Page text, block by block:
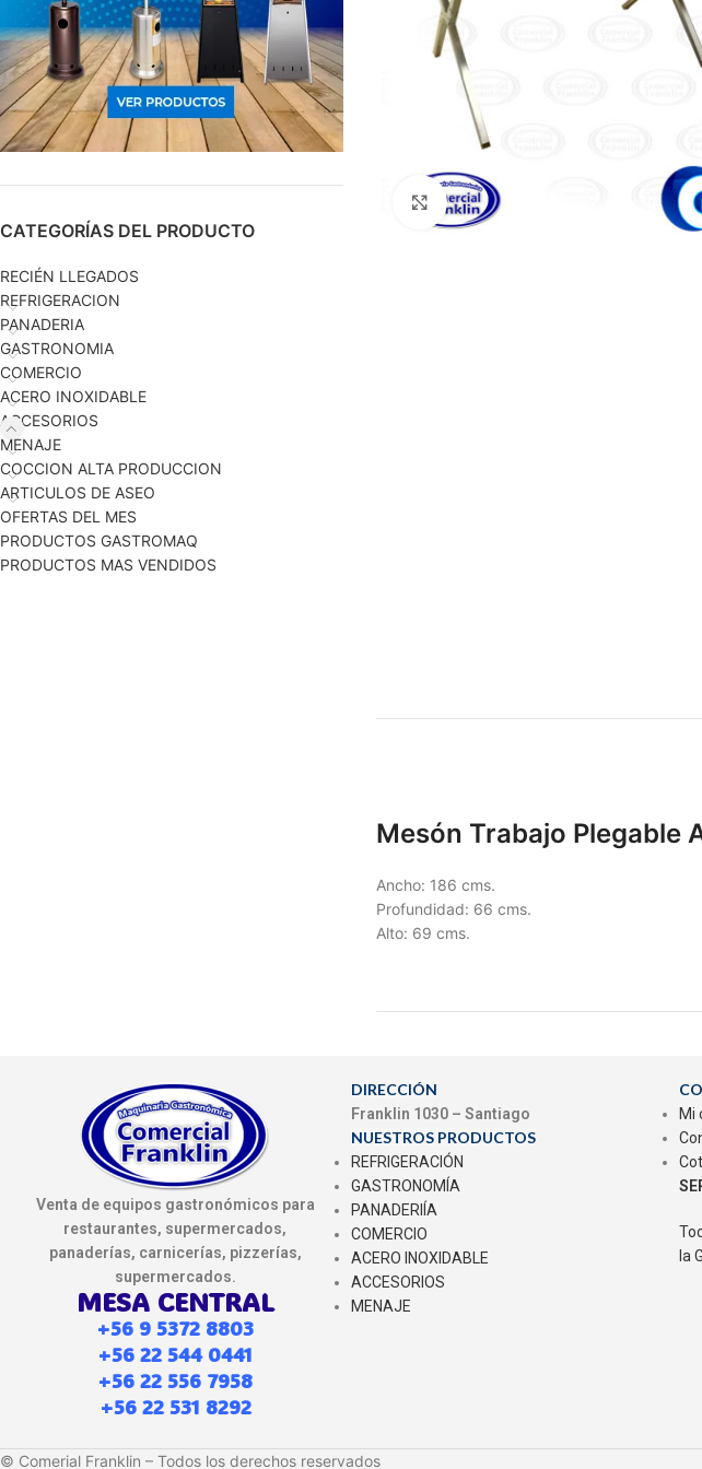
CATEGORÍAS DEL PRODUCTO
RECIÉN LLEGADOS
REFRIGERACION
PANADERIA
GASTRONOMIA
COMERCIO
ACERO INOXIDABLE
ACCESORIOS
MENAJE
COCCION ALTA PRODUCCION
ARTICULOS DE ASEO
OFERTAS DEL MES
PRODUCTOS GASTROMAQ
PRODUCTOS MAS VENDIDOS
Haga clic para ampliar
Mesón Trabajo Plegable
Ancho: 186 cms.
Profundidad: 66 cms.
Alto: 69 cms.
Venta de equipos gastronómicos para
restaurantes, supermercados,
panaderías, carnicerías, pizzerías,
supermercados.
MESA CENTRAL
+56 9 5372 8803
+56 22 544 0441
+56 22 556 7958
+56 22 531 8292
DIRECCIÓN
Franklin 1030 – Santiago
NUESTROS PRODUCTOS
REFRIGERACIÓN
GASTRONOMÍA
PANADERIÍA
COMERCIO
ACERO INOXIDABLE
ACCESORIOS
MENAJE
Mi
la
© Comerial Franklin – Todos los derechos reservados